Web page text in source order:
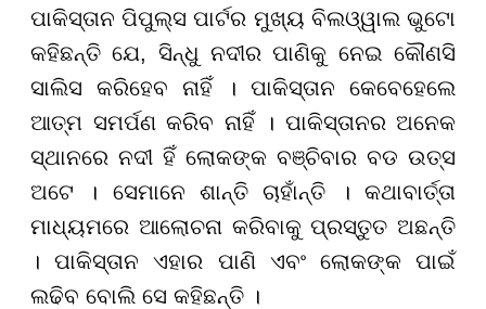
ପାକିସ୍ତାନ ପିପୁଲ୍ସ ପାର୍ଟର ମୁଖ୍ୟ ବିଲଓ୍ୱାଲ ଭୁଟୋ
କହିଛନ୍ତି ଯେ, ସିନ୍ଧୁ ନଦୀର ପାଣିକୁ ନେଇ କୌଣସି
ସାଲିସ କରିହେବ ନାହିଁ । ପାକିସ୍ତାନ କେବେହେଲେ
ଆତ୍ମ ସମର୍ପଣ କରିବ ନାହିଁ । ପାକିସ୍ତାନର ଅନେକ
ସ୍ଥାନରେ ନଦୀ ହିଁ ଲୋକଙ୍କ ବଞ୍ଚିବାର ବଡ ଉତ୍ସ
ଅଟେ । ସେମାନେ ଶାନ୍ତି ଚାହାଁନ୍ତି । କଥାବାର୍ତ୍ତା
ମାଧ୍ୟମରେ ଆଲୋଚନା କରିବାକୁ ପ୍ରସ୍ତୁତ ଅଛନ୍ତି
। ପାକିସ୍ତାନ ଏହାର ପାଣି ଏବଂ ଲୋକଙ୍କ ପାଇଁ
ଲଢିବ ବୋଲି ସେ କହିଛନ୍ତି ।